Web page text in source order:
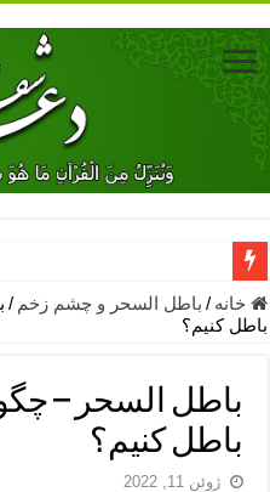
دعای جلب محبت فوری معشوق
دعای مشکل گشا برای رفع فقر –
معجزات دعای یا من اظهر
مهم ترین اذکار الهی و فضیلت
دعا برای ترس بچه ها در خواب –
خانه / باطل السحر و چشم زخم /
باطل کنیم؟
باطل السحر –
باطل کنیم؟
ژوئن 11, 2022